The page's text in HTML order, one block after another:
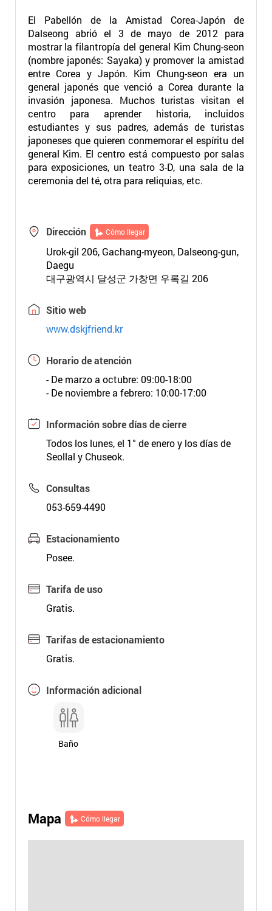
El Pabellón de la Amistad Corea-Japón de
Dalseong abrió el 3 de mayo de 2012 para
mostrar la filantropía del general Kim Chung-seon
(nombre japonés: Sayaka) y promover la amistad
entre Corea y Japón. Kim Chung-seon era un
general japonés que venció a Corea durante la
invasión japonesa. Muchos turistas visitan el
centro para aprender historia, incluidos
estudiantes y sus padres, además de turistas
japoneses que quieren conmemorar el espíritu del
general Kim. El centro está compuesto por salas
para exposiciones, un teatro 3-D, una sala de la
ceremonia del té, otra para reliquias, etc.
Dirección Cómo llegar
Urok-gil 206, Gachang-myeon, Dalseong-gun,
Daegu
대구광역시 달성군 가창면 우록길 206
Sitio web
www.dskjfriend.kr
Horario de atención
- De marzo a octubre: 09:00-18:00
- De noviembre a febrero: 10:00-17:00
Información sobre días de cierre
Todos los lunes, el 1° de enero y los días de
Seollal y Chuseok.
Consultas
053-659-4490
Estacionamiento
Posee.
Tarifa de uso
Gratis.
Tarifas de estacionamiento
Gratis.
Información adicional
Baño
Mapa Cómo llegar